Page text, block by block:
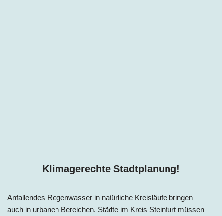
Klimagerechte Stadtplanung!
Anfallendes Regenwasser in natürliche Kreisläufe bringen –
auch in urbanen Bereichen. Städte im Kreis Steinfurt müssen